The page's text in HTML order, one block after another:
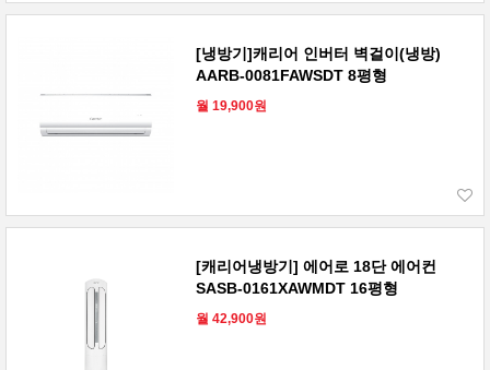
[냉방기]캐리어 인버터 벽걸이(냉방)
AARB-0081FAWSDT 8평형
월 19,900원
[캐리어냉방기] 에어로 18단 에어컨
SASB-0161XAWMDT 16평형
월 42,900원